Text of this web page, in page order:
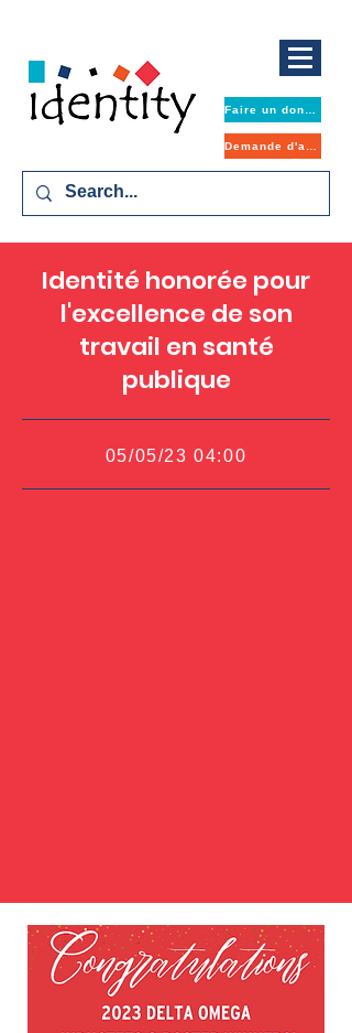
Identité honorée pour
l'excellence de son
travail en santé
publique
05/05/23 04:00